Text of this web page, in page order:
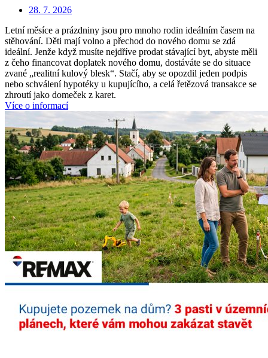
28. 7. 2026
Letní měsíce a prázdniny jsou pro mnoho rodin ideálním časem na
stěhování. Děti mají volno a přechod do nového domu se zdá
ideální. Jenže když musíte nejdříve prodat stávající byt, abyste měli
z čeho financovat doplatek nového domu, dostáváte se do situace
zvané „realitní kulový blesk“. Stačí, aby se opozdil jeden podpis
nebo schválení hypotéky u kupujícího, a celá řetězová transakce se
zhroutí jako domeček z karet.
Více o informací